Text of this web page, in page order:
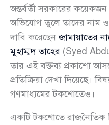
অন্তর্বর্তী সরকারের কয়েকজন
অভিযোগ তুলে তাদের নাম ও
দাবি করেছেনজামায়াতের
মুহাম্মদ তাহের (Syed
তার এই বক্তব্য প্রকাশ্যে
প্রতিক্রিয়া দেখা দিয়েছে।
গণমাধ্যমের টকশোতেও।
একটি টকশোতে রাজনৈতিক